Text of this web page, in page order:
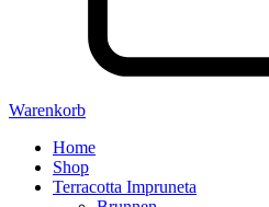
Warenkorb
Home
Shop
Terracotta Impruneta